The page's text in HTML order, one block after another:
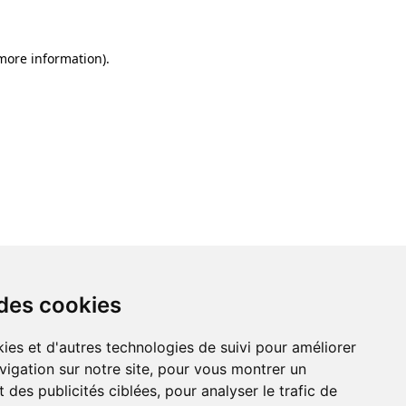
cookies
et d'autres technologies de suivi pour améliorer
sur notre site, pour vous montrer un
des publicités ciblées, pour analyser le trafic de
information).